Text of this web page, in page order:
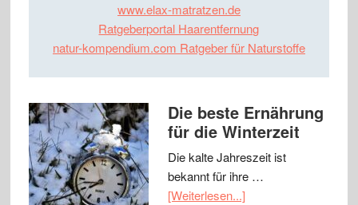
www.elax-matratzen.de
Ratgeberportal Haarentfernung
natur-kompendium.com Ratgeber für Naturstoffe
Die beste Ernährung
für die Winterzeit
Die kalte Jahreszeit ist
bekannt für ihre …
[Weiterlesen...]